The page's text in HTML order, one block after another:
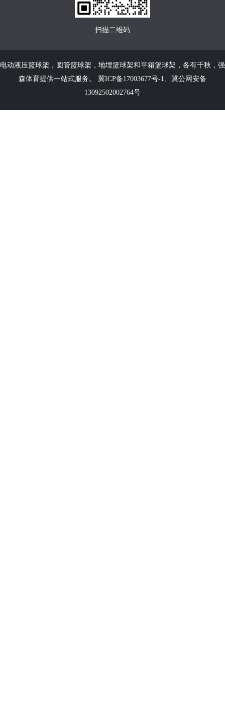
扫描二维码
电动液压篮球架 ， 圆管篮球架 ， 地埋篮球架和平箱篮球架 ，各有千秋，强
森体育提供一站式服务。 冀ICP备17003677号-1
冀公网安备
13092502002764号